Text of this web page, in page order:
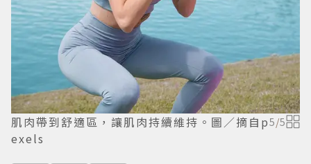
肌肉帶到舒適區，讓肌肉持續維持。圖／摘自p
exels
5/5